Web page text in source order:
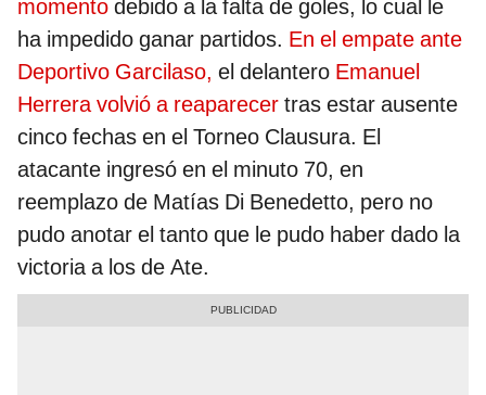
momento debido a la falta de goles, lo cual le
ha impedido ganar partidos. En el empate ante
Deportivo Garcilaso, el delantero Emanuel
Herrera volvió a reaparecer tras estar ausente
cinco fechas en el Torneo Clausura. El
atacante ingresó en el minuto 70, en
reemplazo de Matías Di Benedetto, pero no
pudo anotar el tanto que le pudo haber dado la
victoria a los de Ate.